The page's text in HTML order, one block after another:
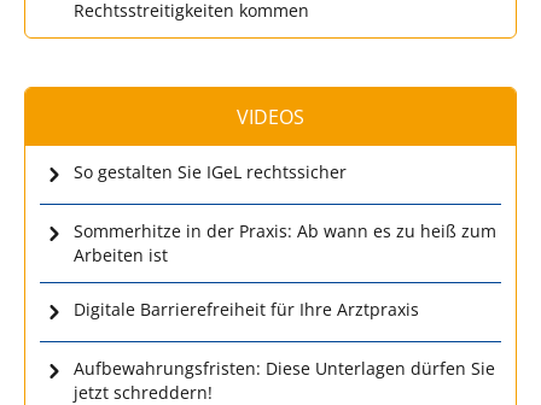
Rechtsstreitigkeiten kommen
VIDEOS
So gestalten Sie IGeL rechtssicher
Sommerhitze in der Praxis: Ab wann es zu heiß zum
Arbeiten ist
Digitale Barrierefreiheit für Ihre Arztpraxis
Aufbewahrungsfristen: Diese Unterlagen dürfen Sie
jetzt schreddern!